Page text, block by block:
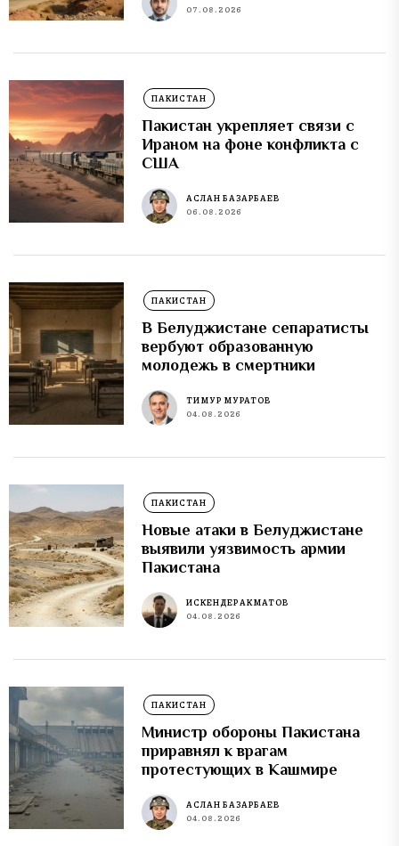
07.08.2026
ПАКИСТАН
Пакистан укрепляет связи с
Ираном на фоне конфликта с
США
АСЛАН БАЗАРБАЕВ
06.08.2026
ПАКИСТАН
В Белуджистане сепаратисты
вербуют образованную
молодежь в смертники
ТИМУР МУРАТОВ
04.08.2026
ПАКИСТАН
Новые атаки в Белуджистане
выявили уязвимость армии
Пакистана
ИСКЕНДЕР АКМАТОВ
04.08.2026
ПАКИСТАН
Министр обороны Пакистана
приравнял к врагам
протестующих в Кашмире
АСЛАН БАЗАРБАЕВ
04.08.2026